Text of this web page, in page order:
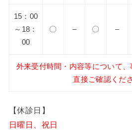
15：00
～18：
00
〇 – 〇 –
外来受付時間・内容等について
直接ご確認くだ
【休診日】
日曜日、祝日